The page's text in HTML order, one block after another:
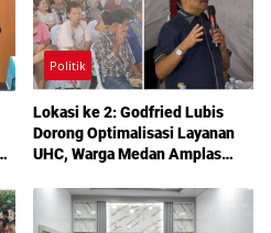
Politik
Lokasi ke 2: Godfried Lubis
Dorong Optimalisasi Layanan
UHC, Warga Medan Amplas
Berobat Gratis Bermodal KTP